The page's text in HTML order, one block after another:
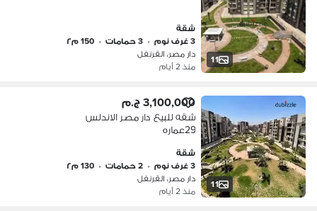
11
شقة
3 غرف نوم
• 3 حمامات • 150 م٢
دار مصر، القرنفل
منذ 2 أيام
11
3,100,000 ج.م
شقه للبيع دار مصر الاندلس
29عماره
شقة
3 غرف نوم
• 2 حمامات • 130 م٢
دار مصر، القرنفل
منذ 2 أيام